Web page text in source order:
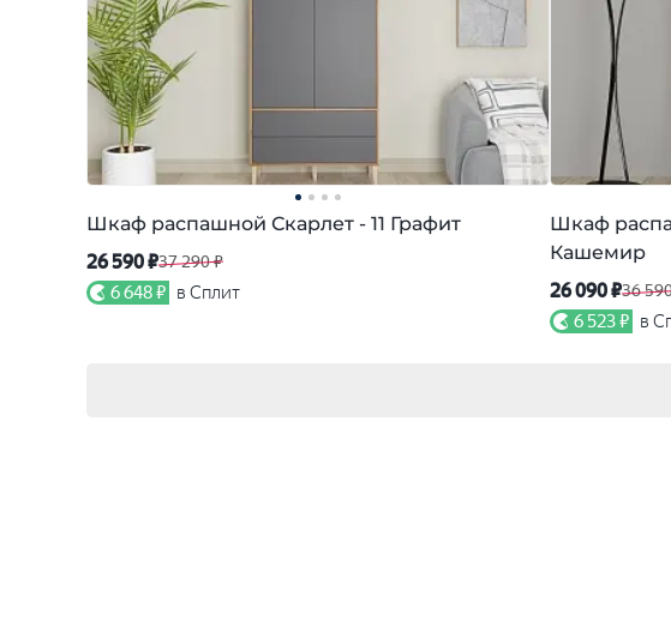
Шкаф распашной Скарлет - 11 Графит
26 590 ₽37 290 ₽
6 648 ₽ в Сплит
Шкаф
Кашемир
26 090 ₽36
6 523 ₽ в